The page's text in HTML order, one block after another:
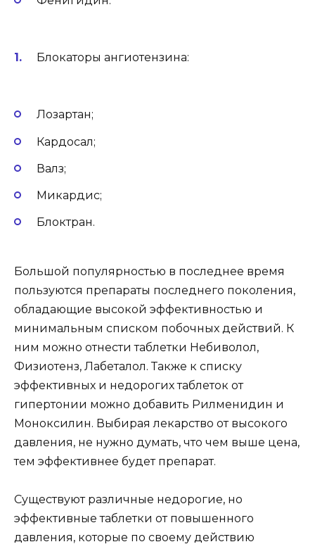
Блокаторы ангиотензина:
Лозартан;
Кардосал;
Валз;
Микардис;
Блоктран.
Большой популярностью в последнее время
пользуются препараты последнего поколения,
обладающие высокой эффективностью и
минимальным списком побочных действий. К
ним можно отнести таблетки Небиволол,
Физиотенз, Лабеталол. Также к списку
эффективных и недорогих таблеток от
гипертонии можно добавить Рилменидин и
Моноксилин. Выбирая лекарство от высокого
давления, не нужно думать, что чем выше цена,
тем эффективнее будет препарат.
Существуют различные недорогие, но
эффективные таблетки от повышенного
давления, которые по своему действию